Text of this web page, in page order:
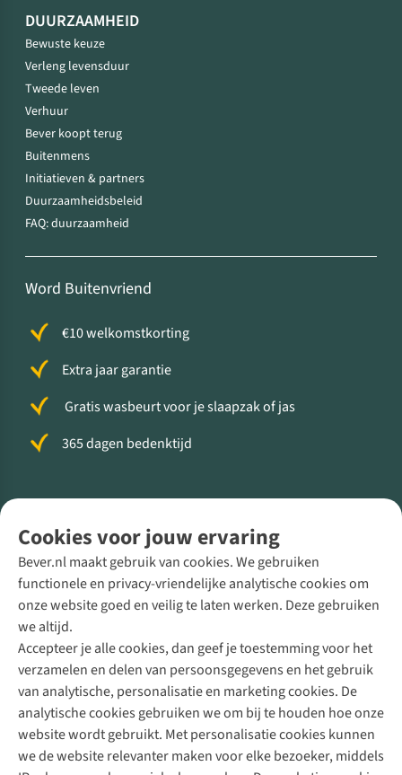
Cookies voor jouw ervaring
Bever.nl maakt gebruik van cookies. We gebruiken
functionele en privacy-vriendelijke analytische cookies om
onze website goed en veilig te laten werken. Deze gebruiken
we altijd.
Accepteer je alle cookies, dan geef je toestemming voor het
verzamelen en delen van persoonsgegevens en het gebruik
van analytische, personalisatie en marketing cookies. De
analytische cookies gebruiken we om bij te houden hoe onze
website wordt gebruikt. Met personalisatie cookies kunnen
we de website relevanter maken voor elke bezoeker, middels
DUURZAAMHEID
Bewuste keuze
Verleng levensduur
Tweede leven
Verhuur
Bever koopt terug
Buitenmens
Initiatieven & partners
Duurzaamheidsbeleid
FAQ: duurzaamheid
Word Buitenvriend
€10 welkomstkorting
Extra jaar garantie
Gratis wasbeurt voor je slaapzak of jas
365 dagen bedenktijd
Direct advies van een Buitenexpert
+31 (0)85 888 50 88
+31 6 12 28 49 80
Contactformulier